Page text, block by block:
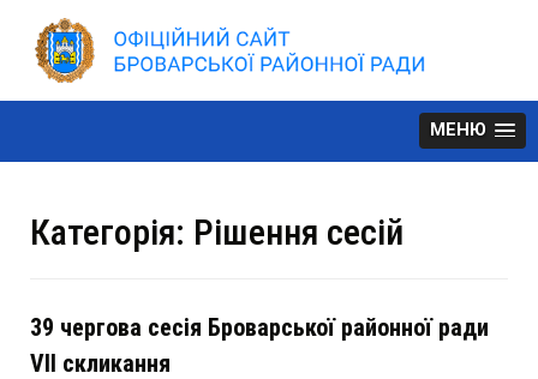
to
content
МЕНЮ
Категорія: Рішення сесій
39 чергова сесія Броварської районної ради
VІІ скликання